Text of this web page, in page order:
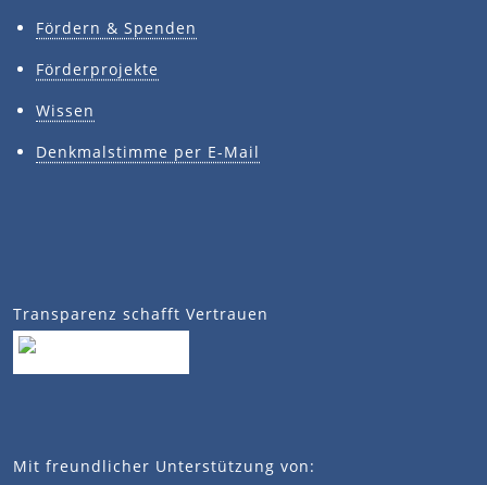
Fördern & Spenden
Förderprojekte
Wissen
Denkmalstimme per E-Mail
Transparenz schafft Vertrauen
Mit freundlicher Unterstützung von: